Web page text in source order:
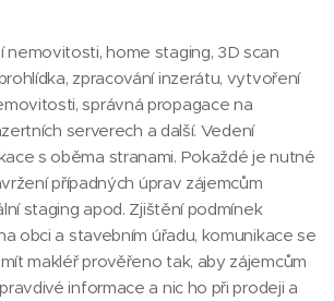
nemovitosti, home staging, 3D scan
zpracování inzerátu, vytvoření
správná propagace na
serverech a další. Vedení
s oběma stranami. Pokaždé je nutné
případných úprav zájemcům
staging apod. Zjištění podmínek
obci a stavebním úřadu, komunikace se
makléř prověřeno tak, aby zájemcům
informace a nic ho při prodeji a